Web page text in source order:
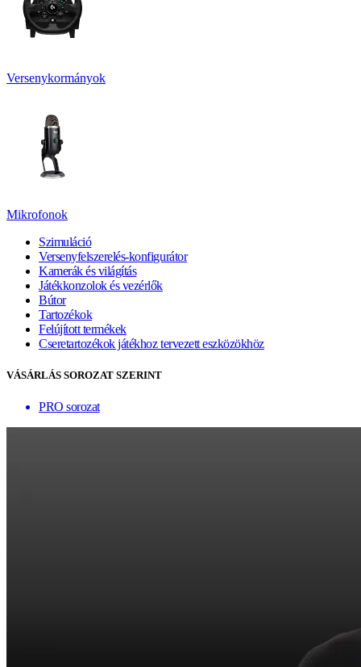
Versenykormányok
Mikrofonok
Szimuláció
Versenyfelszerelés-konfigurátor
Kamerák és világítás
Játékkonzolok és vezérlők
Bútor
Tartozékok
Felújított termékek
Cseretartozékok játékhoz tervezett eszközökhöz
VÁSÁRLÁS SOROZAT SZERINT
PRO sorozat